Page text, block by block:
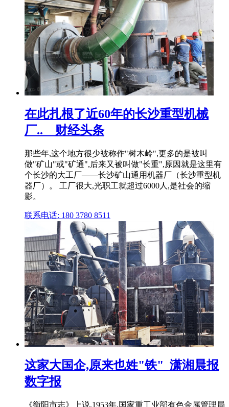
在此扎根了近60年的长沙重型机械
厂..__财经头条
那些年,这个地方很少被称作"树木岭",更多的是被叫
做"矿山"或"矿通",后来又被叫做"长重",原因就是这里有
个长沙的大工厂——长沙矿山通用机器厂（长沙重型机
器厂）。 工厂很大,光职工就超过6000人,是社会的缩
影。
联系电话: 180 3780 8511
这家大国企,原来也姓"铁"_潇湘晨报
数字报
《衡阳市志》上说,1953年,国家重工业部有色金属管理局